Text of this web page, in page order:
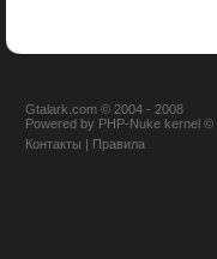
Gtalark.com © 2004 - 2008
Powered by PHP-Nuke kernel ©
Контакты | Правила